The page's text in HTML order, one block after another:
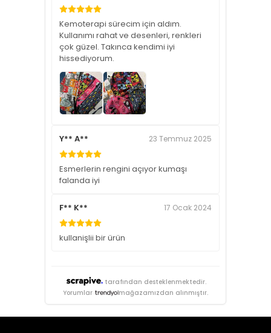
Kemoterapi sürecim için aldım.
Kullanımı rahat ve desenleri, renkleri
çok güzel. Takınca kendimi iyi
hissediyorum.
Y** A** 23 Temmuz 2025
Esmerlerin rengini açıyor kumaşı
falanda iyi
F** K** 17 Ocak 2024
kullanişlii bir ürün
tarafından desteklenmektedir.
Yorumlar
mağazamızdan alınmıştır.